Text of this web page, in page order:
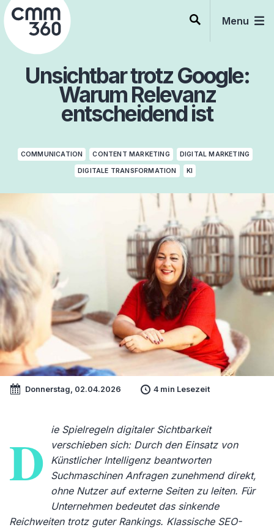
Skip
to
content
Menu
Unsichtbar trotz Google:
Warum Relevanz
entscheidend ist
COMMUNICATION CONTENT MARKETING DIGITAL MARKETING
DIGITALE TRANSFORMATION KI
Donnerstag, 02.04.2026 4 min Lesezeit
D
ie Spielregeln digitaler Sichtbarkeit
verschieben sich: Durch den Einsatz von
Künstlicher Intelligenz beantworten
Suchmaschinen Anfragen zunehmend direkt,
ohne Nutzer auf externe Seiten zu leiten. Für
Unternehmen bedeutet das sinkende
Reichweiten trotz guter Rankings. Klassische SEO-